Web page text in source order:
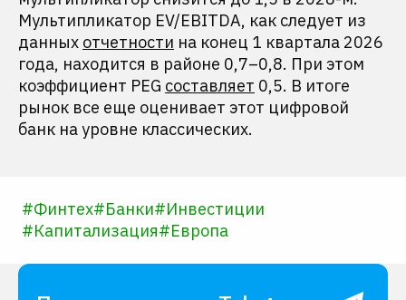
Мультипликатор EV/EBITDA, как следует из
данных отчетности на конец 1 квартала 2026
года, находится в районе 0,7–0,8. При этом
коэффициент PEG составляет 0,5. В итоге
рынок все еще оценивает этот цифровой
банк на уровне классических.
#Финтех#Банки#Инвестиции
#Капитализация#Европа